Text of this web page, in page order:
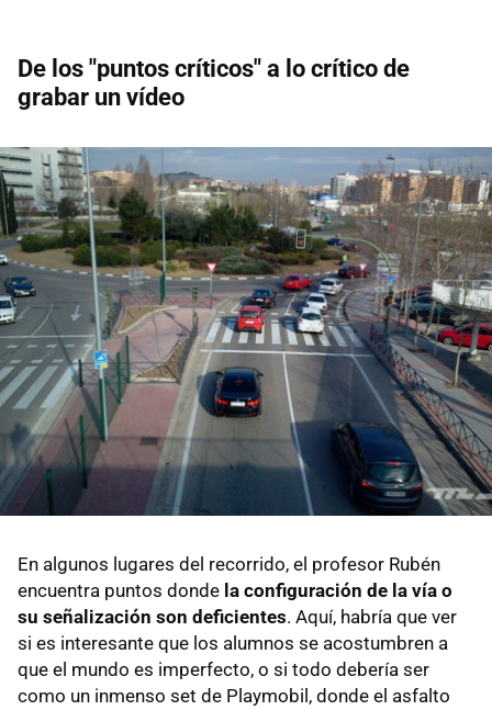
De los "puntos críticos" a lo crítico de
grabar un vídeo
En algunos lugares del recorrido, el profesor Rubén
encuentra puntos donde la configuración de la vía o
su señalización son deficientes. Aquí, habría que ver
si es interesante que los alumnos se acostumbren a
que el mundo es imperfecto, o si todo debería ser
como un inmenso set de Playmobil, donde el asfalto